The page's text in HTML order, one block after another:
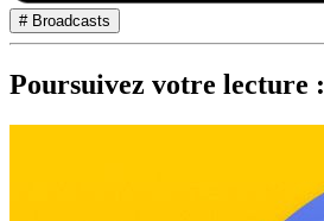
# Broadcasts
Poursuivez votre lecture :